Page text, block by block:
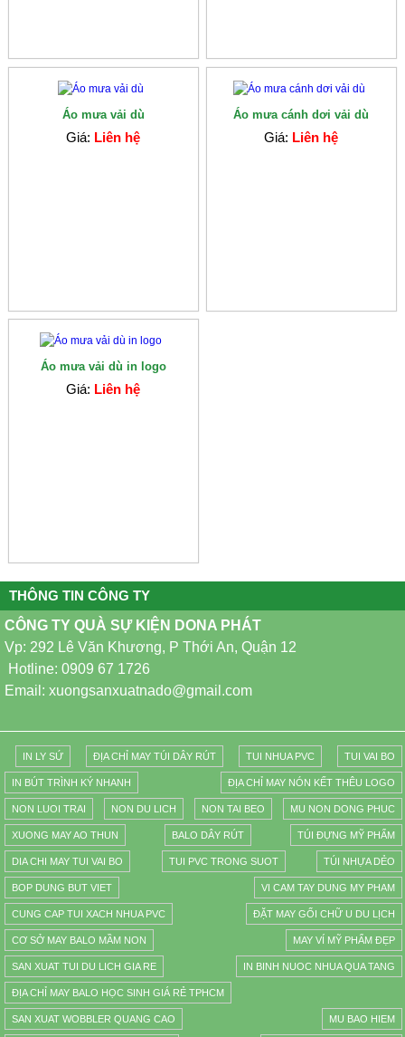
Áo mưa vải dù
Giá: Liên hệ
Áo mưa cánh dơi vải dù
Giá: Liên hệ
Áo mưa vải dù in logo
Giá: Liên hệ
THÔNG TIN CÔNG TY
CÔNG TY QUÀ SỰ KIỆN DONA PHÁT
Vp: 292 Lê Văn Khương, P Thới An, Quận 12
Hotline: 0909 67 1726
Email: xuongsanxuatnado@gmail.com
IN LY SỨ ĐỊA CHỈ MAY TÚI DÂY RÚT TUI NHUA PVC TUI VAI BO
IN BÚT TRÌNH KÝ NHANH ĐỊA CHỈ MAY NÓN KẾT THÊU LOGO
NON LUOI TRAI NON DU LICH NON TAI BEO MU NON DONG PHUC
XUONG MAY AO THUN BALO DÂY RÚT TÚI ĐỰNG MỸ PHẨM
DIA CHI MAY TUI VAI BO TUI PVC TRONG SUOT TÚI NHỰA DẺO
BOP DUNG BUT VIET VI CAM TAY DUNG MY PHAM
CUNG CAP TUI XACH NHUA PVC ĐẶT MAY GỐI CHỮ U DU LỊCH
CƠ SỞ MAY BALO MẦM NON MAY VÍ MỸ PHẨM ĐẸP
SAN XUAT TUI DU LICH GIA RE IN BINH NUOC NHUA QUA TANG
ĐỊA CHỈ MAY BALO HỌC SINH GIÁ RẺ TPHCM
SAN XUAT WOBBLER QUANG CAO MU BAO HIEM